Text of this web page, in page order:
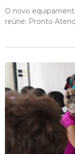
O novo
reúne: Pronto